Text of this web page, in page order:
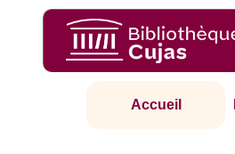
Accueil